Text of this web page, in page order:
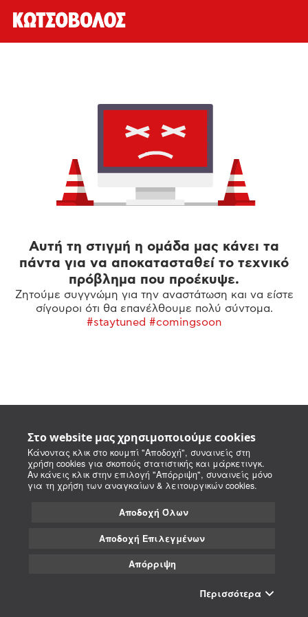
Στο website μας χρησιμοποιούμε cookies
Κάνοντας κλικ στο κουμπί "Αποδοχή", συναινείς στη
χρήση cookies για σκοπούς στατιστικής και μάρκετινγκ.
Αν κάνεις κλικ στην επιλογή "Απόρριψη", συναινείς μόνο
για τη χρήση των αναγκαίων & λειτουργικών cookies.
Αποδοχή Όλων
Αποδοχή Επιλεγμένων
Απόρριψη
Περισσότερα
Αυτή τη στιγμή η ομάδα μας κάνει τα
πάντα για να αποκατασταθεί το τεχνικό
πρόβλημα που προέκυψε.
Ζητούμε συγγνώμη για την αναστάτωση και να είστε
σίγουροι ότι θα επανέλθουμε πολύ σύντομα.
#staytuned #comingsoon